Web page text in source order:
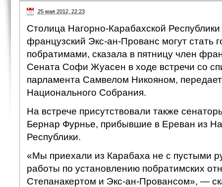
25 мая 2012, 22:23
Столица Нагорно-Карабахской
французский Экс-ан-Прованс могут стать
побратимами, сказала в пятницу член
Сената Софи Жуасен в ходе встречи со
парламента Самвелом Никояном,
Национального Собрания.
На встрече присутствовали также
Бернар Фурнье, прибывшие в Ереван из
Республики.
«Мы приехали из Карабаха не с пустыми
работы по установлению побратимских
Степанакертом и Экс-ан-Провансом», —